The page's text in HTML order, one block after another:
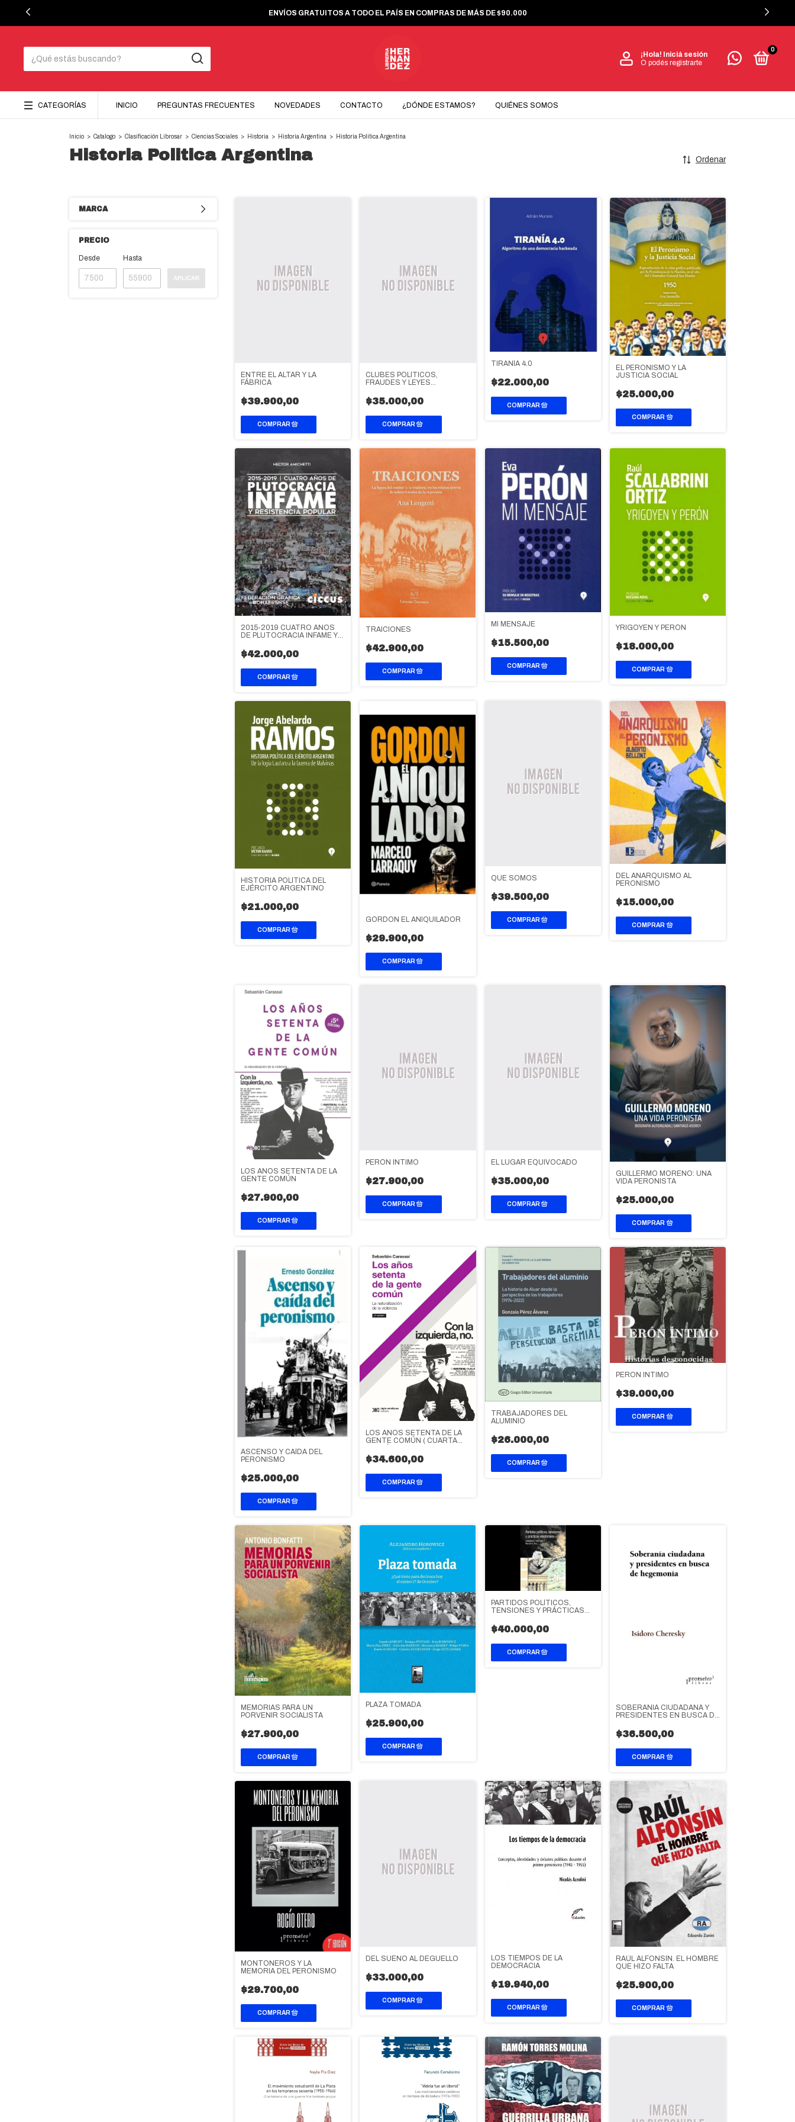
ENVÍOS GRATUITOS A TODO EL PAÍS EN COMPRAS DE MÁS DE $90.000
¡Hola! Iniciá sesión
O podés registrarte
0
CATEGORÍAS INICIO PREGUNTAS FRECUENTES NOVEDADES CONTACTO ¿DÓNDE ESTAMOS? QUIÉNES SOMOS
Inicio > Catalogo > Clasificación Librosar > Ciencias Sociales > Historia > Historia Argentina > Historia Politica Argentina
Historia Politica Argentina Ordenar
MARCA
PRECIO
Desde Hasta
APLICAR
ENTRE EL ALTAR Y LA
FÁBRICA
$39.900,00
CLUBES POLÍTICOS,
FRAUDES Y LEYES
ARGENTINA (1852-1916)
$35.000,00
TIRANÍA 4.0
$22.000,00
EL PERONISMO Y LA
JUSTICIA SOCIAL
$25.000,00
2015-2019 CUATRO AÑOS
DE PLUTOCRACIA INFAME Y
$42.000,00
TRAICIONES
$42.900,00
MI MENSAJE
$15.500,00
YRIGOYEN Y PERÓN
$18.000,00
HISTORIA POLÍTICA DEL
EJÉRCITO ARGENTINO
$21.000,00
GORDON EL ANIQUILADOR
$29.900,00
QUE SOMOS
$39.500,00
DEL ANARQUISMO AL
PERONISMO
$15.000,00
LOS AÑOS SETENTA DE LA
GENTE COMÚN
$27.900,00
PERÓN INTIMO
$27.900,00
EL LUGAR EQUIVOCADO
$35.000,00
GUILLERMO MORENO: UNA
VIDA PERONISTA
$25.000,00
ASCENSO Y CAÍDA DEL
PERONISMO
$25.000,00
LOS AÑOS SETENTA DE LA
GENTE COMÚN ( CUARTA
$34.600,00
TRABAJADORES DEL
ALUMINIO
$26.000,00
PERON INTIMO
$39.000,00
MEMORIAS PARA UN
PORVENIR SOCIALISTA
$27.900,00
PLAZA TOMADA
$25.900,00
PARTIDOS POLÍTICOS,
TENSIONES Y PRÁCTICAS
$40.000,00
SOBERANIA CIUDADANA Y
PRESIDENTES EN BUSCA DE
$36.500,00
MONTONEROS Y LA
MEMORIA DEL PERONISMO
$29.700,00
DEL SUEÑO AL DEGÜELLO
$33.000,00
LOS TIEMPOS DE LA
DEMOCRACIA
$19.940,00
RAÚL ALFONSÍN. EL HOMBRE
QUE HIZO FALTA
$25.900,00